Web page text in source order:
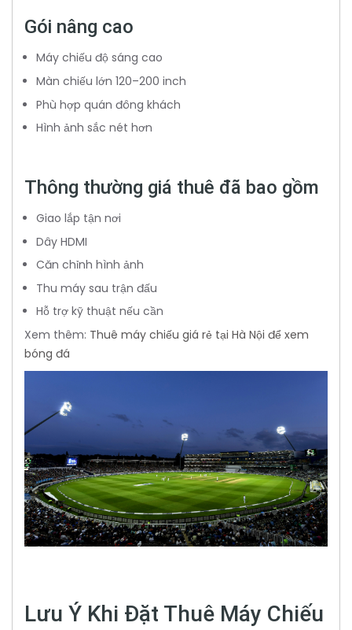
Gói nâng cao
Máy chiếu độ sáng cao
Màn chiếu lớn 120–200 inch
Phù hợp quán đông khách
Hình ảnh sắc nét hơn
Thông thường giá thuê đã bao gồm
Giao lắp tận nơi
Dây HDMI
Căn chỉnh hình ảnh
Thu máy sau trận đấu
Hỗ trợ kỹ thuật nếu cần
Xem thêm: Thuê máy chiếu giá rẻ tại Hà Nội để xem
bóng đá
Lưu Ý Khi Đặt Thuê Máy Chiếu